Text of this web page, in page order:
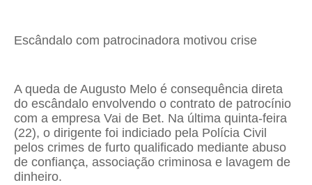
Escândalo com patrocinadora motivou crise
A queda de Augusto Melo é consequência direta
do escândalo envolvendo o contrato de patrocínio
com a empresa Vai de Bet. Na última quinta-feira
(22), o dirigente foi indiciado pela Polícia Civil
pelos crimes de furto qualificado mediante abuso
de confiança, associação criminosa e lavagem de
dinheiro.